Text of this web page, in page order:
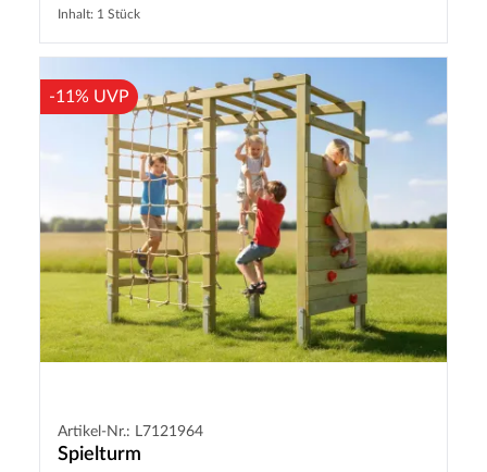
Inhalt: 1 Stück
-11% UVP
Artikel-Nr.: L7121964
Spielturm